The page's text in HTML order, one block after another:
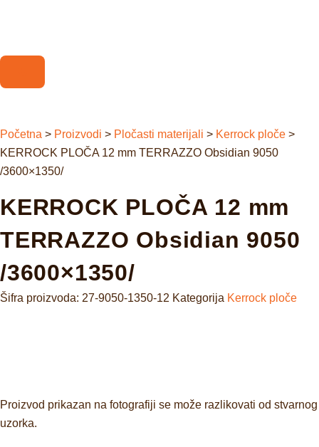
Početna > Proizvodi > Pločasti materijali > Kerrock ploče >
KERROCK PLOČA 12 mm TERRAZZO Obsidian 9050
/3600×1350/
KERROCK PLOČA 12 mm
TERRAZZO Obsidian 9050
/3600×1350/
Šifra proizvoda: 27-9050-1350-12 Kategorija Kerrock ploče
Proizvod prikazan na fotografiji se može razlikovati od stvarnog
uzorka.